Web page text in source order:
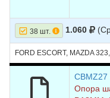
38 шт. 1.060
FORD ESCORT, MAZDA
CBMZ27
Опора